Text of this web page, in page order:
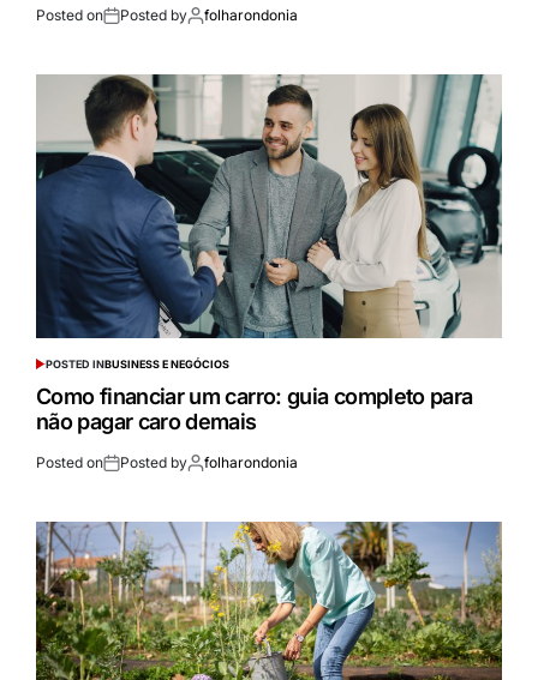
Posted on Posted by folharondonia
POSTED INBUSINESS E NEGÓCIOS
Como financiar um carro: guia completo para
não pagar caro demais
Posted on Posted by folharondonia